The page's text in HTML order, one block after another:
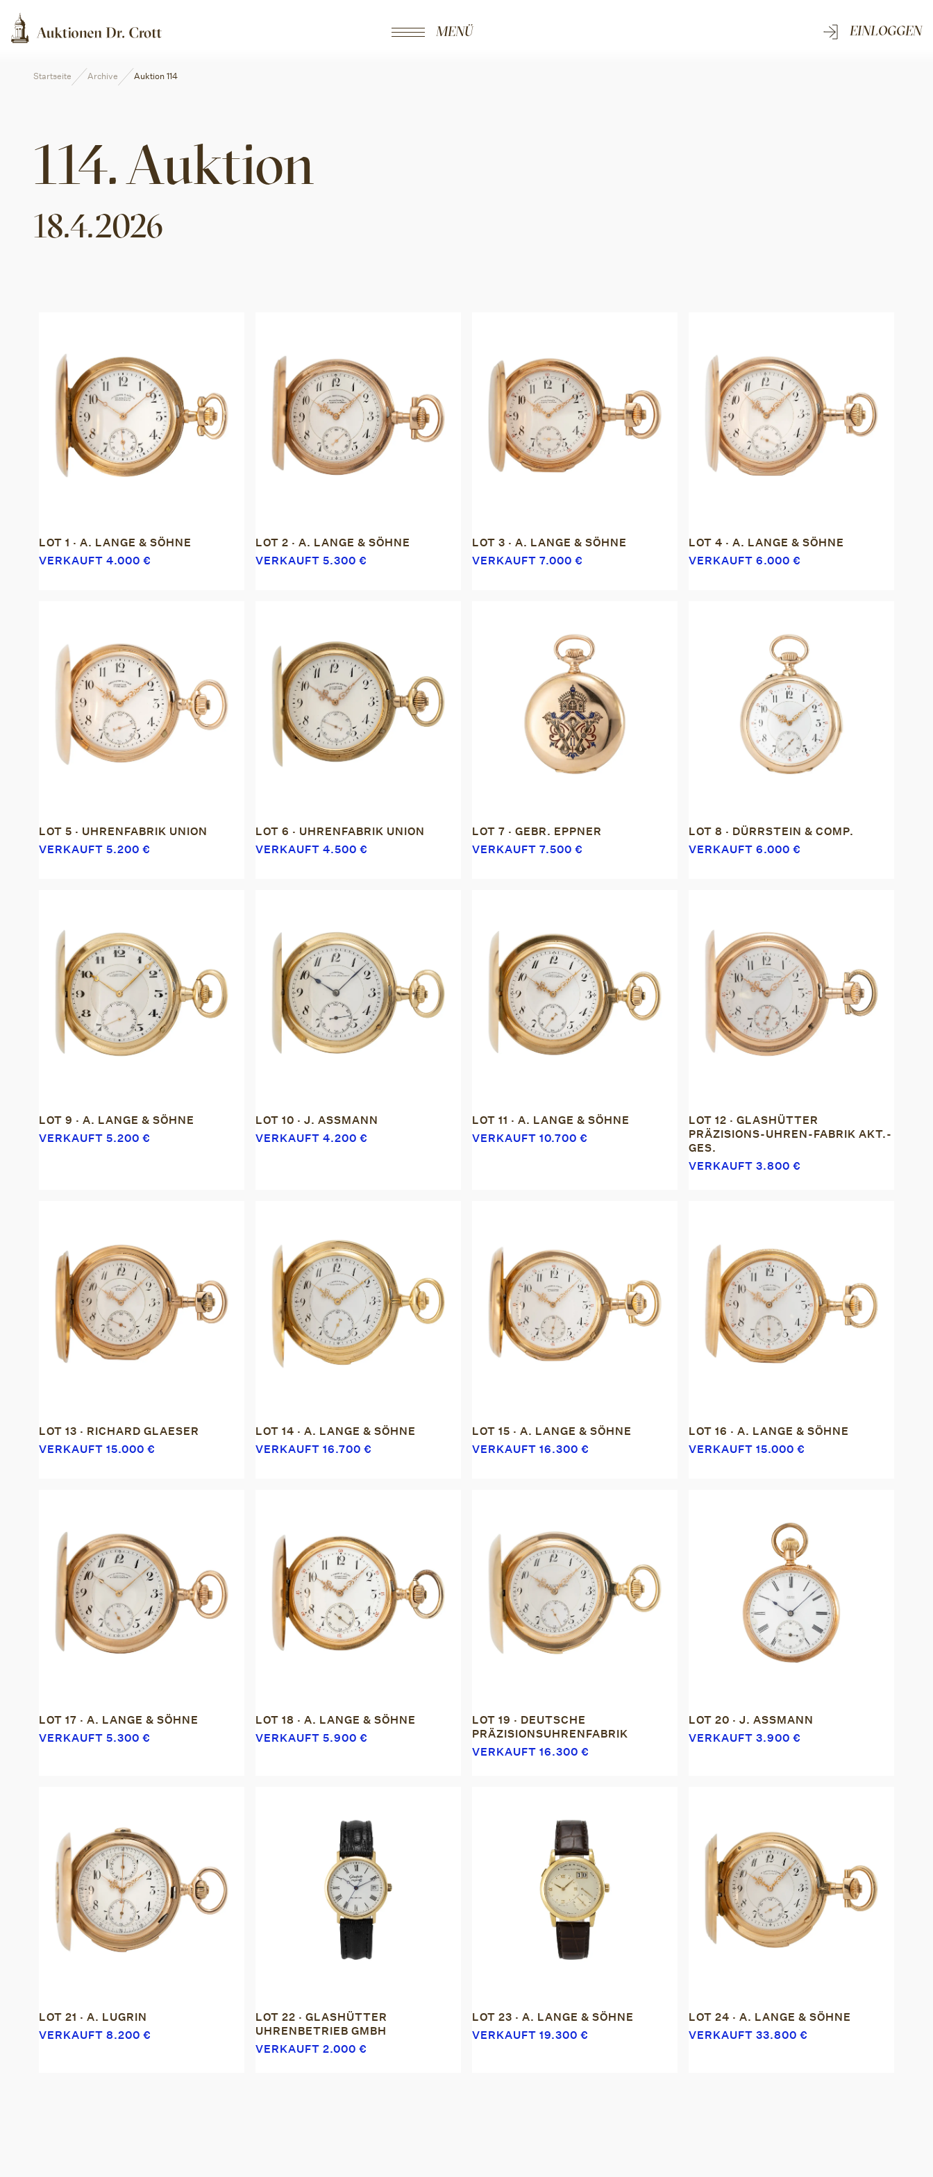
MENÜ EINLOGGEN
Startseite Archive Auktion 114
114.Auktion
18.4.2026
LOT 1 · A. LANGE & SÖHNE
VERKAUFT 4.000 €
LOT 2 · A. LANGE & SÖHNE
VERKAUFT 5.300 €
LOT 3 · A. LANGE & SÖHNE
VERKAUFT 7.000 €
LOT 4 · A. LANGE & SÖHNE
VERKAUFT 6.000 €
LOT 5 · UHRENFABRIK UNION
VERKAUFT 5.200 €
LOT 6 · UHRENFABRIK UNION
VERKAUFT 4.500 €
LOT 7 · GEBR. EPPNER
VERKAUFT 7.500 €
LOT 8 · DÜRRSTEIN & COMP.
VERKAUFT 6.000 €
LOT 9 · A. LANGE & SÖHNE
VERKAUFT 5.200 €
LOT 10 · J. ASSMANN
VERKAUFT 4.200 €
LOT 11 · A. LANGE & SÖHNE
VERKAUFT 10.700 €
LOT 12 · GLASHÜTTER
PRÄZISIONS-UHREN-FABRIK AKT.-
GES.
VERKAUFT 3.800 €
LOT 13 · RICHARD GLAESER
VERKAUFT 15.000 €
LOT 14 · A. LANGE & SÖHNE
VERKAUFT 16.700 €
LOT 15 · A. LANGE & SÖHNE
VERKAUFT 16.300 €
LOT 16 · A. LANGE & SÖHNE
VERKAUFT 15.000 €
LOT 17 · A. LANGE & SÖHNE
VERKAUFT 5.300 €
LOT 18 · A. LANGE & SÖHNE
VERKAUFT 5.900 €
LOT 19 · DEUTSCHE
PRÄZISIONSUHRENFABRIK
VERKAUFT 16.300 €
LOT 20 · J. ASSMANN
VERKAUFT 3.900 €
LOT 21 · A. LUGRIN
VERKAUFT 8.200 €
LOT 22 · GLASHÜTTER
UHRENBETRIEB GMBH
VERKAUFT 2.000 €
LOT 23 · A. LANGE & SÖHNE
VERKAUFT 19.300 €
LOT 24 · A. LANGE & SÖHNE
VERKAUFT 33.800 €